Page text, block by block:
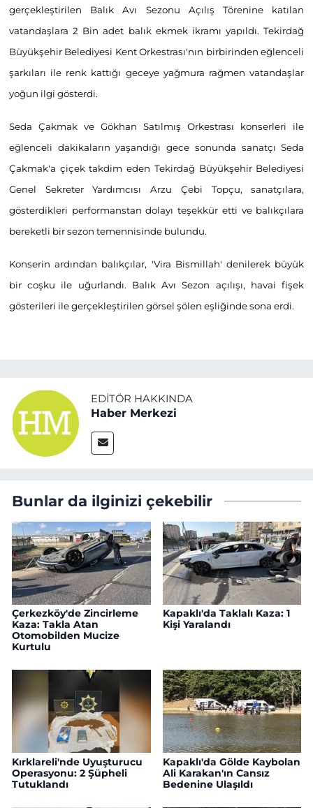
gerçekleştirilen Balık Avı Sezonu Açılış Törenine katılan
vatandaşlara 2 Bin adet balık ekmek ikramı yapıldı. Tekirdağ
Büyükşehir Belediyesi Kent Orkestrası'nın birbirinden eğlenceli
şarkıları ile renk kattığı geceye yağmura rağmen vatandaşlar
yoğun ilgi gösterdi.
Seda Çakmak ve Gökhan Satılmış Orkestrası konserleri ile
eğlenceli dakikaların yaşandığı gece sonunda sanatçı Seda
Çakmak'a çiçek takdim eden Tekirdağ Büyükşehir Belediyesi
Genel Sekreter Yardımcısı Arzu Çebi Topçu, sanatçılara,
gösterdikleri performanstan dolayı teşekkür etti ve balıkçılara
bereketli bir sezon temennisinde bulundu.
Konserin ardından balıkçılar, 'Vira Bismillah' denilerek büyük
bir coşku ile uğurlandı. Balık Avı Sezon açılışı, havai fişek
gösterileri ile gerçekleştirilen görsel şölen eşliğinde sona erdi.
EDITÖR HAKKINDA
Haber Merkezi
Bunlar da ilginizi çekebilir
Çerkezköy'de Zincirleme
Kaza: Takla Atan
Otomobilden Mucize
Kurtulu
Kapaklı'da Taklalı Kaza: 1
Kişi Yaralandı
Kırklareli'nde Uyuşturucu
Operasyonu: 2 Şüpheli
Tutuklandı
Kapaklı'da Gölde Kaybolan
Ali Karakan'ın Cansız
Bedenine Ulaşıldı